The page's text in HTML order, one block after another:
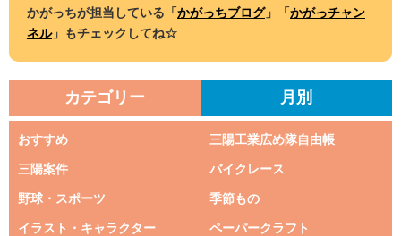
かがっちが担当している「かがっちブログ」「かがっチャン
ネル」もチェックしてね☆
カテゴリー 月別
おすすめ 三陽工業広め隊自由帳
三陽案件 バイクレース
野球・スポーツ 季節もの
イラスト・キャラクター ペーパークラフト